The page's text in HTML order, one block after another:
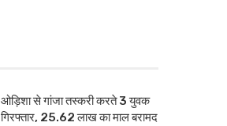
ओड़िशा से गांजा तस्करी करते 3 युवक
गिरफ्तार, 25.62 लाख का माल बरामद